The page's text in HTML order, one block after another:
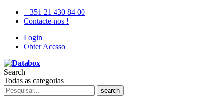
+ 351 21 430 84 00
Contacte-nos !
Login
Obter Acesso
Search
Todas as categorias
search